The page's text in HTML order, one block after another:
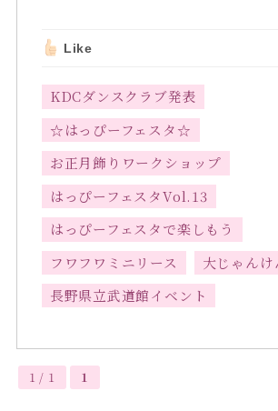
Like
KDCダンスクラブ発表
☆はっぴーフェスタ☆
お正月飾りワークショップ
はっぴーフェスタVol.13
はっぴーフェスタで楽しもう
フワフワミニリース
大じゃんけ
長野県立武道館イベント
1 / 1 1